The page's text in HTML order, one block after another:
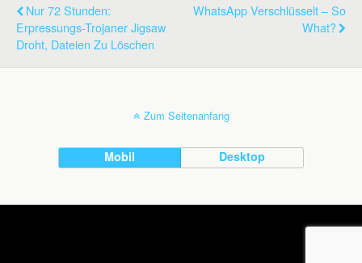
Nur 72 Stunden:
Erpressungs-Trojaner Jigsaw
Droht, Dateien Zu Löschen
WhatsApp Verschlüsselt – So
What?
Zum Seitenanfang
Mobil Desktop